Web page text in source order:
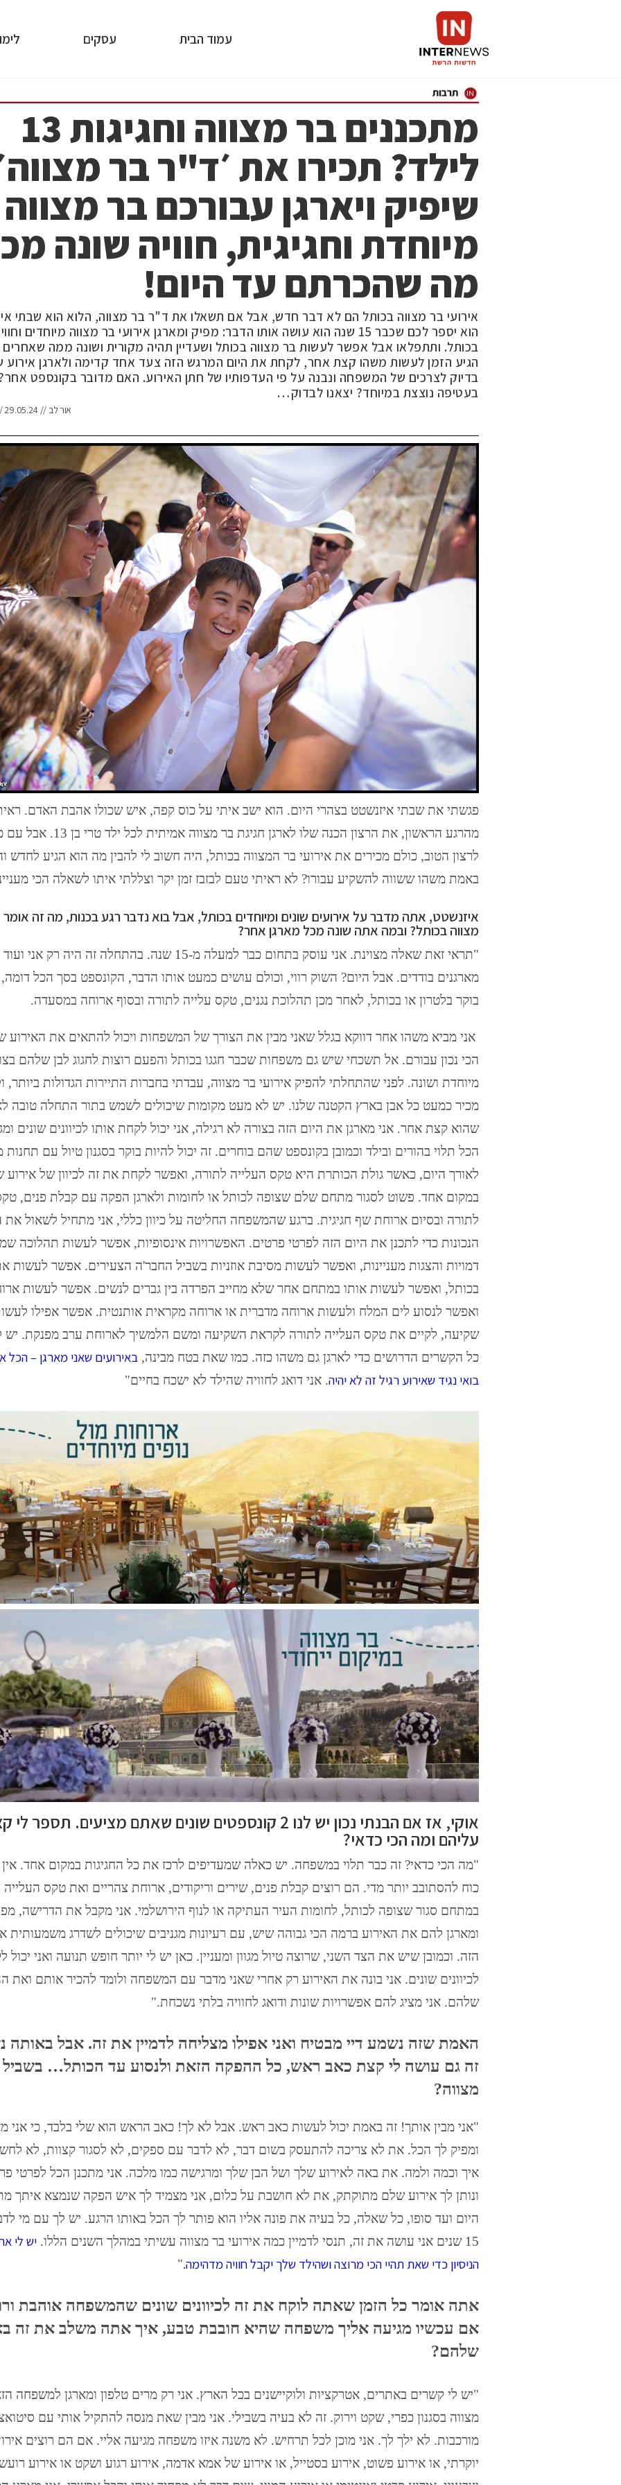
עמוד הבית עסקים
מתכננים בר מצווה וחגיגות 13
לילד? תכירו את ׳ד"ר בר
שיפיק ויארגן עבורכם בר מצווה
מיוחדת וחגיגית, חוויה שונה
מה שהכרתם עד היום!
אירועי בר מצווה בכותל הם לא דבר חדש, אבל אם תשאלו את ד"ר בר מצווה, הלוא הוא שבתי
הוא יספר לכם שכבר 15 שנה הוא עושה אותו הדבר: מפיק ומארגן אירועי בר מצווה מיוחדים
בכותל. ותתפלאו אבל אפשר לעשות בר מצווה בכותל ושעדיין תהיה מקורית ושונה ממה שאחרים
הגיע הזמן לעשות משהו קצת אחר, לקחת את היום המרגש הזה צעד אחד קדימה ולארגן
בדיוק לצרכים של המשפחה ונבנה על פי העדפותיו של חתן האירוע. האם מדובר בקונספט
בעטיפה נוצצת במיוחד? יצאנו לבדוק…
אור לב // 29.05.24 // InterNews
פגשתי את שבתי איזנשטט בצהרי היום. הוא ישב איתי על כוס קפה, איש שכולו אהבת האדם.
מהרגע הראשון, את הרצון הכנה שלו לארגן חגיגת בר
לרצון הטוב, כולם מכירים את אירועי בר המצווה בכותל, היה חשוב לי להבין מה הוא הגיע לחדש
באמת משהו ששווה להשקיע עבורו? לא ראיתי טעם לבזבז זמן יקר וצללתי איתו לשאלה הכי
איזנשטט, אתה מדבר על אירועים שונים ומיוחדים בכותל, אבל בוא נדבר רגע בכנות, מה זה אומר
מצווה בכותל? ובמה אתה שונה מכל מארגן אחר?
"תראי זאת שאלה מצוינת. אני עוסק בתחום כבר למעלה מ-15 שנה. בהתחלה זה היה רק
מארגנים בודדים. אבל היום? השוק רווי, וכולם עושים כמעט אותו הדבר, הקונספט בסך הכל
בוקר בלטרון או בכותל, לאחר מכן תהלוכת נגנים, טקס עלייה לתורה ובסוף ארוחה במסעדה.
אני מביא משהו אחר דווקא בגלל שאני מבין את הצורך של המשפחות ויכול להתאים את האירוע
הכי נכון עבורם. אל תשכחי שיש גם משפחות שכבר חגגו בכותל והפעם רוצות לחגוג לבן שלהם
מיוחדת ושונה. לפני שהתחלתי להפיק אירועי בר מצווה, עבדתי בחברות התיירות הגדולות ביותר,
מכיר כמעט כל אבן בארץ הקטנה שלנו. יש לא מעט מקומות שיכולים לשמש בתור התחלה טובה
שהוא קצת אחר. אני מארגן את היום הזה בצורה לא רגילה, אני יכול לקחת אותו לכיוונים שונים
הכל תלוי בהורים ובילד וכמובן בקונספט שהם בוחרים. זה יכול להיות בוקר בסגנון טיול עם תחנות
לאורך היום, כאשר גולת הכותרת היא טקס העלייה לתורה, ואפשר לקחת את זה לכיוון של
במקום אחד. פשוט לסגור מתחם שלם שצופה לכותל או לחומות ולארגן הפקה עם קבלת פנים,
לתורה ובסיום ארוחת שף חגיגית. ברגע שהמשפחה החליטה על כיוון כללי, אני מתחיל לשאול
הנכונות כדי לתכנן את היום הזה לפרטי פרטים. האפשרויות אינסופיות, אפשר לעשות תהלוכה
דמויות והצגות מעניינות, ואפשר לעשות מסיבת אוזניות בשביל החבר'ה הצעירים. אפשר לעשות
בכותל, ואפשר לעשות אותו במתחם אחר שלא מחייב הפרדה בין גברים לנשים. אפשר לעשות
ואפשר לנסוע לים המלח ולעשות ארוחה מדברית או ארוחה מקראית אותנטית. אפשר אפילו
שקיעה, לקיים את טקס העלייה לתורה לקראת השקיעה ומשם הלמשיך לארוחת ערב מפנקת. יש
כל הקשרים הדרושים כדי לארגן גם משהו כזה. כמו שאת בטח מבינה, באירועים שאני מארגן – הכל
בואי נגיד שאירוע רגיל זה לא יהיה. אני דואג לחוויה שהילד לא ישכח בחיים"
אוקי, אז אם הבנתי נכון יש לנו 2 קונספטים שונים שאתם מציעים. תספר
עליהם ומה הכי כדאי?
"מה הכי כדאי? זה כבר תלוי במשפחה. יש כאלה שמעדיפים לרכז את כל החגיגות במקום אחד.
כוח להסתובב יותר מדי. הם רוצים קבלת פנים, שירים וריקודים, ארוחת צהריים ואת טקס
במתחם סגור שצופה לכותל, לחומות העיר העתיקה או לנוף הירושלמי. אני מקבל את הדרישה,
ומארגן להם את האירוע ברמה הכי גבוהה שיש, עם רעיונות מגניבים שיכולים לשדרג משמעותית
הזה. וכמובן שיש את הצד השני, שרוצה טיול מגוון ומעניין. כאן יש לי יותר חופש תנועה ואני
לכיוונים שונים. אני בונה את האירוע רק אחרי שאני מדבר עם המשפחה ולומד להכיר אותם ואת
שלהם. אני מציג להם אפשרויות שונות ודואג לחוויה בלתי נשכחת."
האמת שזה נשמע דיי מבטיח ואני אפילו מצליחה לדמיין את זה. אבל באותה
זה גם עושה לי קצת כאב ראש, כל ההפקה הזאת ולנסוע עד הכותל…
מצווה?
"אני מבין אותך! זה באמת יכול לעשות כאב ראש. אבל לא לך! כאב הראש הוא שלי בלבד, כי אני
ומפיק לך הכל. את לא צריכה להתעסק בשום דבר, לא לדבר עם ספקים, לא לסגור קצוות, לא
איך וכמה ולמה. את באה לאירוע שלך ושל הבן שלך ומרגישה כמו מלכה. אני מתכנן הכל לפרטי
ונותן לך אירוע שלם מתוקתק, את לא חושבת על כלום, אני מצמיד לך איש הפקה שנמצא איתך
היום ועד סופו, כל שאלה, כל בעיה את פונה אליו הוא פותר לך הכל באותו הרגע. יש לך עם מי
15 שנים אני עושה את זה, תנסי לדמיין כמה אירועי בר מצווה עשיתי במהלך השנים הללו.
יש לי
הניסיון כדי שאת תהיי הכי מרוצה ושהילד שלך יקבל חוויה מדהימה."
אתה אומר כל הזמן שאתה לוקח את זה לכיוונים שונים שהמשפחה אוהבת
אם עכשיו מגיעה אליך משפחה שהיא חובבת טבע, איך אתה משלב את זה
שלהם?
"יש לי קשרים באתרים, אטרקציות ולוקיישנים בכל הארץ. אני רק מרים טלפון ומארגן למשפחה
מצווה בסגנון כפרי, שקט וירוק. זה לא בעיה בשבילי. אני מבין שאת מנסה להתקיל אותי עם
מורכבות. לא ילך לך. אני מוכן לכל תרחיש. לא משנה איזו משפחה מגיעה אליי. אם הם רוצים
יוקרתי, או אירוע פשוט, אירוע בסטייל, או אירוע של אמא אדמה, אירוע רגוע ושקט או אירוע